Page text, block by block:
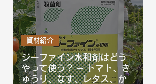
ジーファイン水和剤はどう
やって使う？ ─ トマト、き
ゅうり、なす、レタス、か
資材紹介